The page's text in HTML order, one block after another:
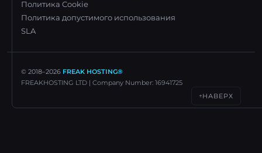
Политика Cookie
Политика допустимого использования
SLA
© 2018–2026 FREAK HOSTING®
FREAKHOSTING LTD | Company Number: 16941725
↑НАВЕРХ